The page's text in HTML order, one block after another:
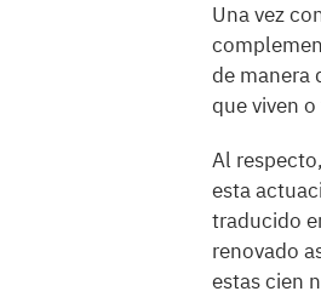
Una vez
de manera
que viven
Al
esta
traducido
renovado
estas cien